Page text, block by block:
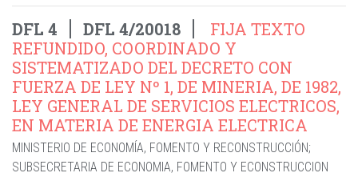
DFL 4 DFL 4/20018
FIJA TEXTO
REFUNDIDO, COORDINADO Y
SISTEMATIZADO DEL DECRETO CON
FUERZA DE LEY Nº 1, DE MINERIA, DE 1982,
LEY GENERAL DE SERVICIOS ELECTRICOS,
EN MATERIA DE ENERGIA ELECTRICA
MINISTERIO DE ECONOMÍA, FOMENTO Y RECONSTRUCCIÓN;
SUBSECRETARIA DE ECONOMIA, FOMENTO Y ECONSTRUCCION